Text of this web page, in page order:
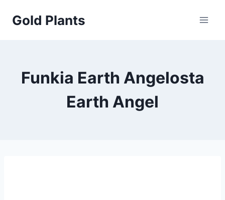
Gold Plants
Funkia Earth Angelosta
Earth Angel